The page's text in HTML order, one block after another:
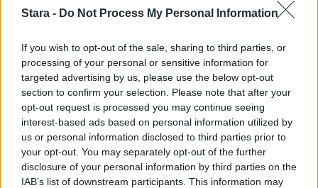
Stara - Do Not Process My Personal Information
If you wish to opt-out of the sale, sharing to third parties, or
processing of your personal or sensitive information for
targeted advertising by us, please use the below opt-out
section to confirm your selection. Please note that after your
opt-out request is processed you may continue seeing
interest-based ads based on personal information utilized by
us or personal information disclosed to third parties prior to
your opt-out. You may separately opt-out of the further
disclosure of your personal information by third parties on the
IAB’s list of downstream participants. This information may